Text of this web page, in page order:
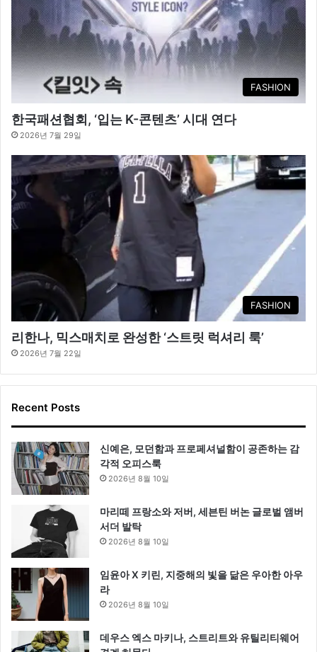
FASHION
한국패션협회, ‘입는 K-콘텐츠’ 시대 연다
2026년 7월 29일
FASHION
리한나, 믹스매치로 완성한 ‘스트릿 럭셔리 룩’
2026년 7월 22일
Recent Posts
신예은, 모던함과 프로페셔널함이 공존하는 감
각적 오피스룩
2026년 8월 10일
마리떼 프랑소와 저버, 세븐틴 버논 글로벌 앰버
서더 발탁
2026년 8월 10일
임윤아 X 키린, 지중해의 빛을 닮은 우아한 아우
라
2026년 8월 10일
데우스 엑스 마키나, 스트리트와 유틸리티웨어